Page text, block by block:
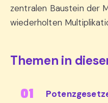
zentralen Baustein der
wiederholten
Themen in